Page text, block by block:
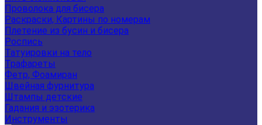
Проволока для бисера
Раскраски, Картины по номерам
Плетение из бусин и бисера
Роспись
Татуировки на тело
Трафареты
Фетр, Фоамиран
Швейная фурнитура
Штампы детские
Гадания и эзотерика
Инструменты